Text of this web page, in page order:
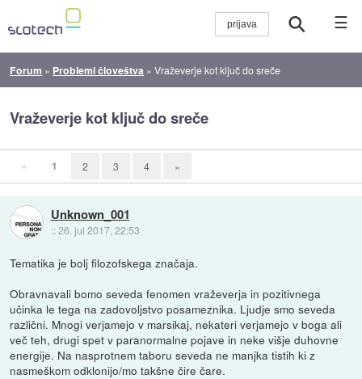
☰
Forum » Problemi človeštva »Vraževerje kot ključ do sreče
Vraževerje kot ključ do sreče
« 1 2 3 4 »
Unknown_001
::26. jul 2017, 22:53
Tematika je bolj filozofskega značaja.
Obravnavali bomo seveda fenomen vraževerja in pozitivnega
učinka le tega na zadovoljstvo posameznika. Ljudje smo seveda
različni. Mnogi verjamejo v marsikaj, nekateri verjamejo v boga ali
več teh, drugi spet v paranormalne pojave in neke višje duhovne
energije. Na nasprotnem taboru seveda ne manjka tistih ki z
nasmeškom odklonijo/mo takšne čire čare.